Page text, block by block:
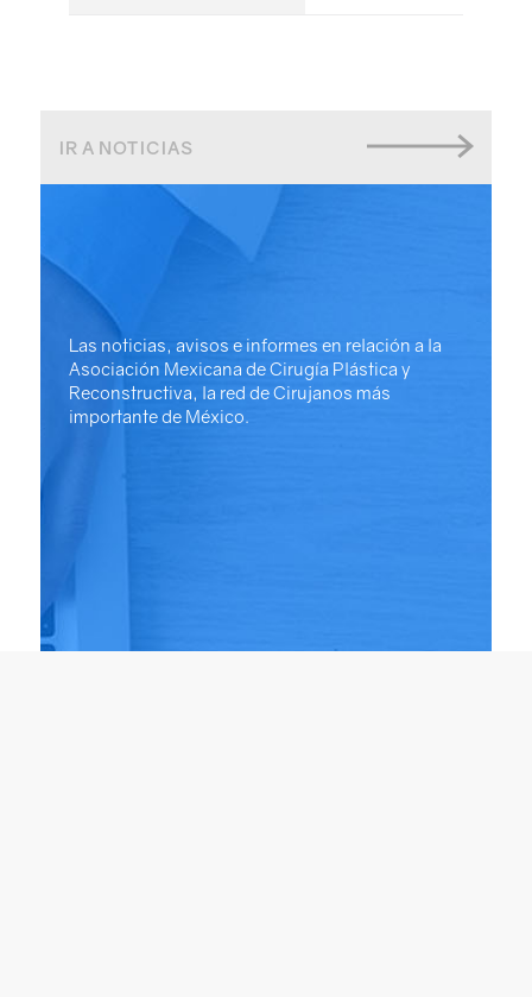
IR A NOTICIAS
Las noticias, avisos e informes en relación a la
Asociación Mexicana de Cirugía Plástica y
Reconstructiva, la red de Cirujanos más
importante de México.